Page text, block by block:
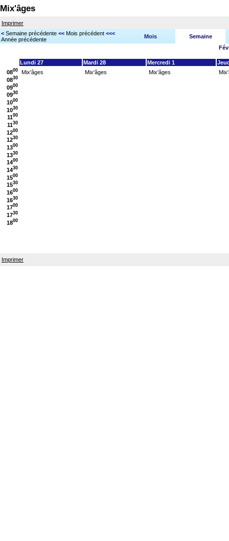
Mix'âges
Imprimer
< Semaine précédente << Mois précédent <<<
Année précédente
Mois
Semaine
Lundi 27 Mardi 28 Mercredi 1
0800
0830
0900
0930
1000
1030
1100
1130
1200
1230
1300
1330
1400
1430
1500
1530
1600
1630
1700
1730
1800
Mix'âges Mix'âges Mix'âges
Imprimer